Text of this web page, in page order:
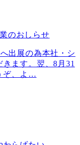
のおしらせ
出展の為本社・シ
ます。翌、8月31
、よ …